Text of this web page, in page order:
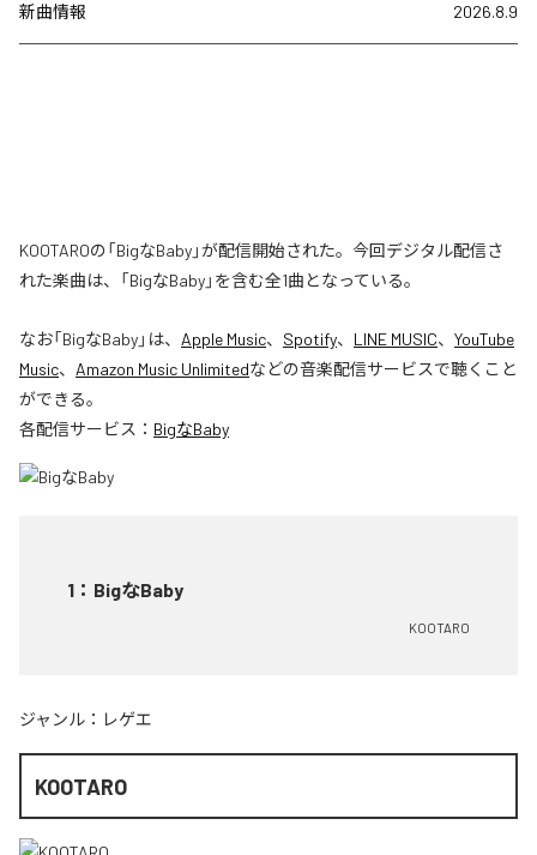
新曲情報 2026.8.9
KOOTAROの「BigなBaby」が配信開始された。今回デジタル配信さ
れた楽曲は、「BigなBaby」を含む全1曲となっている。
なお「BigなBaby」は、 Apple Music、 Spotify、 LINE MUSIC、 YouTube
Music、 Amazon Music Unlimitedなどの音楽配信サービスで聴くこと
ができる。
各配信サービス： BigなBaby
1 ： BigなBaby
KOOTARO
ジャンル： レゲエ
KOOTARO